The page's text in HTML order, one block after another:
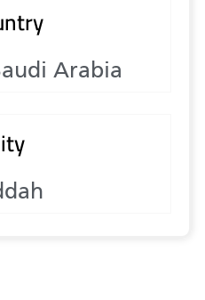
Arabia